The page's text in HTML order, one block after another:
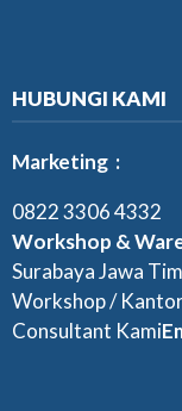
HUBUNGI KAMI
Marketing :
0822 3306 4332
Workshop &
Surabaya Jawa
Workshop /
Consultant Kami